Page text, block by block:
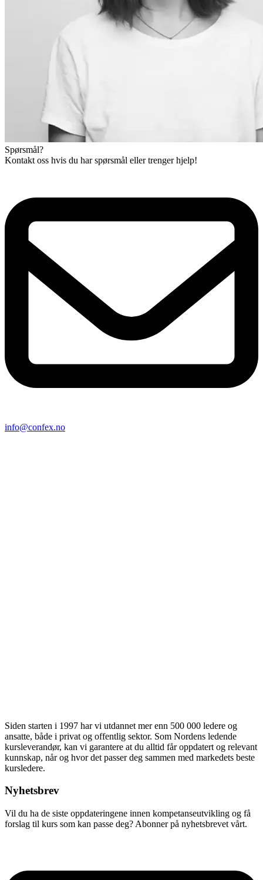
Spørsmål?
Kontakt oss hvis du har spørsmål eller trenger hjelp!
info@confex.no
Siden starten i 1997 har vi utdannet mer enn 500 000 ledere og
ansatte, både i privat og offentlig sektor. Som Nordens ledende
kursleverandør, kan vi garantere at du alltid får oppdatert og relevant
kunnskap, når og hvor det passer deg sammen med markedets beste
kursledere.
Nyhetsbrev
Vil du ha de siste oppdateringene innen kompetanseutvikling og få
forslag til kurs som kan passe deg? Abonner på nyhetsbrevet vårt.